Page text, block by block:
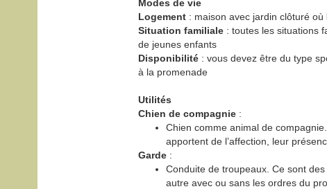
Modes de vie
Logement : maison avec jardin clôturé
Situation familiale : toutes les situations
de jeunes enfants
Disponibilité : vous devez être du type
à la promenade
Utilités
Chien de compagnie :
Chien comme animal de
apportent de l’affection, leur
Garde :
Conduite de troupeaux. Ce sont
autre avec ou sans les ordres du